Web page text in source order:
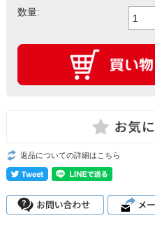
数量:
返品についての詳細はこちら